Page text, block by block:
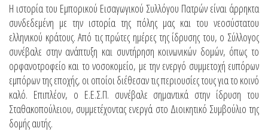
Η ιστορία του Εμπορικού Εισαγωγικού Συλλόγου Πατρών είναι άρρηκτα
συνδεδεμένη με την ιστορία της πόλης μας και του νεοσύστατου
ελληνικού κράτους. Από τις πρώτες ημέρες της ίδρυσης του, ο Σύλλογος
συνέβαλε στην ανάπτυξη και συντήρηση κοινωνικών δομών, όπως το
ορφανοτροφείο και το νοσοκομείο, με την ενεργό συμμετοχή ευπόρων
εμπόρων της εποχής, οι οποίοι διέθεσαν τις περιουσίες τους για το κοινό
καλό. Επιπλέον, ο Ε.Ε.Σ.Π. συνέβαλε σημαντικά στην ίδρυση του
Σταθακοπούλειου, συμμετέχοντας ενεργά στο Διοικητικό Συμβούλιο της
δομής αυτής.